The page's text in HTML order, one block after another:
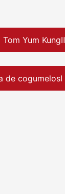
Tom Yum KungⅡ
de cogumelosⅠ